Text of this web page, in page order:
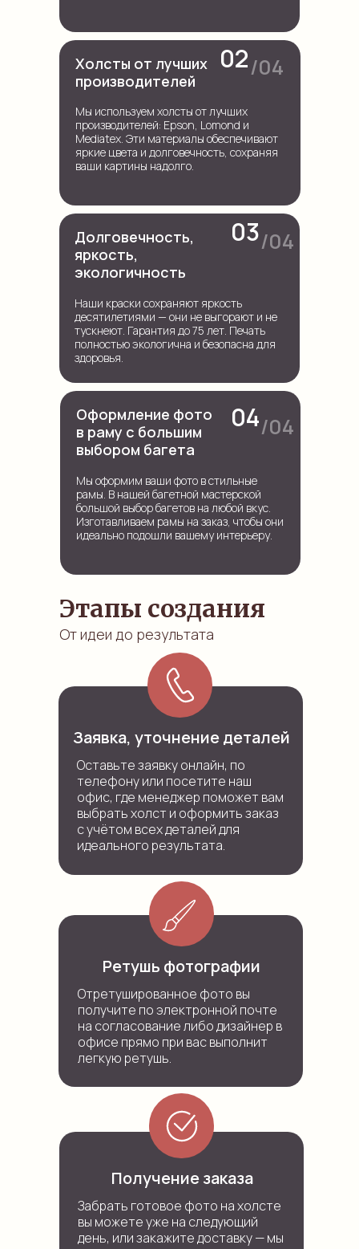
Наши краски сохраняют яркость
десятилетиями — они не выгорают и не
тускнеют. Гарантия до 75 лет. Печать
полностью экологична и безопасна для
здоровья.
Долговечность,
яркость,
экологичность
/04
03
Холсты от лучших
производителей
Мы используем холсты от лучших
производителей: Epson, Lomond и
Mediatex. Эти материалы обеспечивают
яркие цвета и долговечность, сохраняя
ваши картины надолго.
Оформление фото
в раму с большим
выбором багета
Мы оформим ваши фото в стильные
рамы. В нашей багетной мастерской
большой выбор багетов на любой вкус.
Изготавливаем рамы на заказ, чтобы они
идеально подошли вашему интерьеру.
/04
02
/04
04
Этапы создания
От идеи до результата
Заявка, уточнение деталей
Оставьте заявку онлайн, по
телефону или посетите наш
офис, где менеджер поможет вам
выбрать холст и оформить заказ
с учётом всех деталей для
идеального результата.
Ретушь фотографии
Отретушированное фото вы
получите по электронной почте
на согласование либо дизайнер в
офисе прямо при вас выполнит
легкую ретушь.
Получение заказа
Забрать готовое фото на холсте
вы можете уже на следующий
день, или закажите доставку — мы